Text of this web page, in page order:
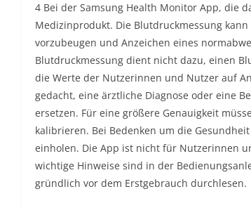
4 Bei der Samsung Health Monitor App, die
Medizinprodukt. Die Blutdruckmessung
vorzubeugen und Anzeichen eines
Blutdruckmessung dient nicht dazu, einen
die Werte der Nutzerinnen und Nutzer auf
gedacht, eine ärztliche Diagnose oder eine
ersetzen. Für eine größere Genauigkeit
kalibrieren. Bei Bedenken um die
einholen. Die App ist nicht für Nutzerinnen
wichtige Hinweise sind in der
gründlich vor dem Erstgebrauch durchlesen.